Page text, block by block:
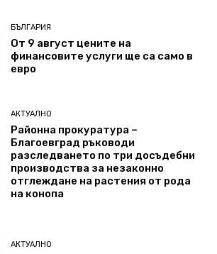
БЪЛГАРИЯ
От 9 август цените на
финансовите услуги ще са само в
евро
АКТУАЛНО
Районна прокуратура –
Благоевград ръководи
разследването по три досъдебни
производства за незаконно
отглеждане на растения от рода
на конопа
АКТУАЛНО